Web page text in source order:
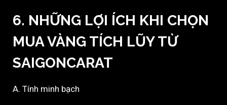
6. NHỮNG LỢI ÍCH KHI CHỌN
MUA VÀNG TÍCH LŨY TỪ
SAIGONCARAT
A. Tính minh bạch